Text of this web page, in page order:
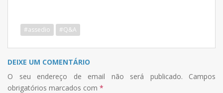
#assedio #Q&A
DEIXE UM COMENTÁRIO
O seu endereço de email não será publicado. Campos
obrigatórios marcados com *